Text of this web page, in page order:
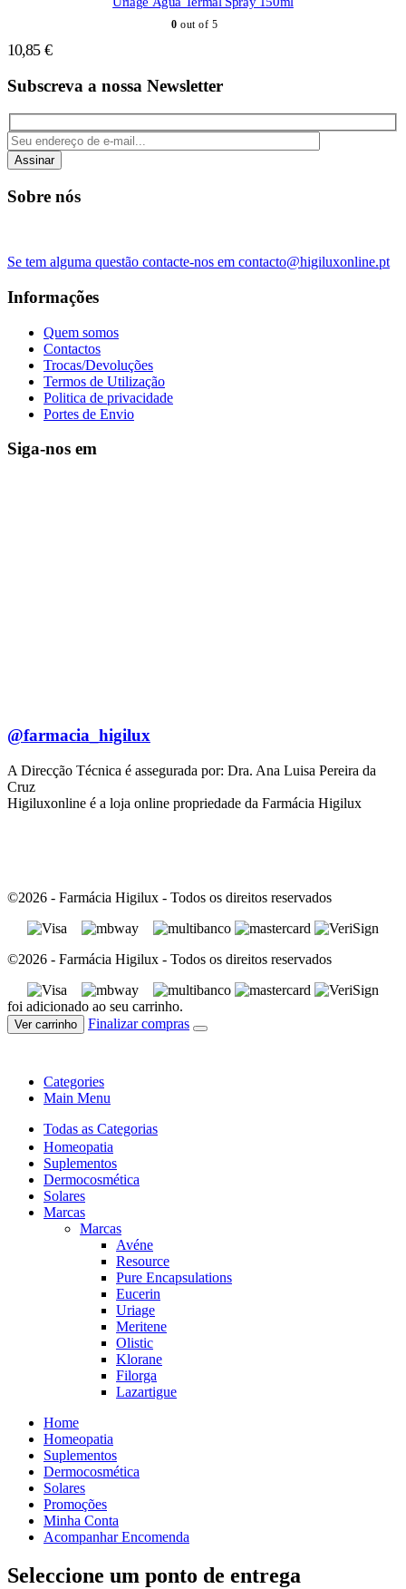
0 out of 5
10,85 €
Subscreva a nossa Newsletter
Assinar
Sobre nós
Se tem alguma questão contacte-nos em contacto@higiluxonline.pt
Informações
Quem somos
Contactos
Trocas/Devoluções
Termos de Utilização
Politica de privacidade
Portes de Envio
Siga-nos em
@farmacia_higilux
A Direcção Técnica é assegurada por: Dra. Ana Luisa Pereira da
Cruz
Higiluxonline é a loja online propriedade da Farmácia Higilux
©2026 - Farmácia Higilux - Todos os direitos reservados
©2026 - Farmácia Higilux - Todos os direitos reservados
foi adicionado ao seu carrinho.
Ver carrinho Finalizar compras
Categories
Main Menu
Todas as Categorias
Homeopatia
Suplementos
Dermocosmética
Solares
Marcas
Marcas
Avéne
Resource
Pure Encapsulations
Eucerin
Uriage
Meritene
Olistic
Klorane
Filorga
Lazartigue
Home
Homeopatia
Suplementos
Dermocosmética
Solares
Promoções
Minha Conta
Acompanhar Encomenda
Seleccione um ponto de entrega